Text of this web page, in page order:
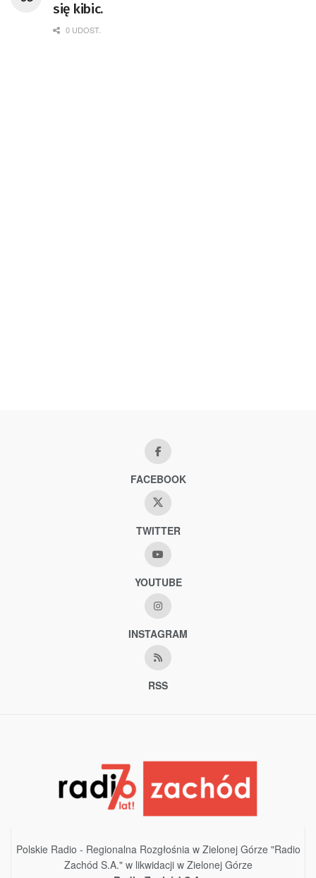
się kibic.
0 UDOST.
FACEBOOK
TWITTER
YOUTUBE
INSTAGRAM
RSS
Polskie Radio - Regionalna Rozgłośnia w Zielonej Górze "Radio
Zachód S.A." w likwidacji w Zielonej Górze